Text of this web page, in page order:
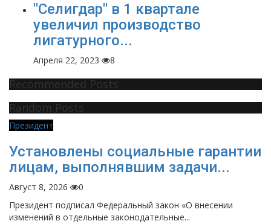
"Селигдар" в 1 квартале
увеличил производство
лигатурного...
Апреля 22, 2023 8
Recommended Posts
Random Posts
Президент
Установлены социальные гарантии
лицам, выполнявшим задачи...
Август 8, 2026
0
Президент подписал Федеральный закон «О внесении
изменений в отдельные законодательные...